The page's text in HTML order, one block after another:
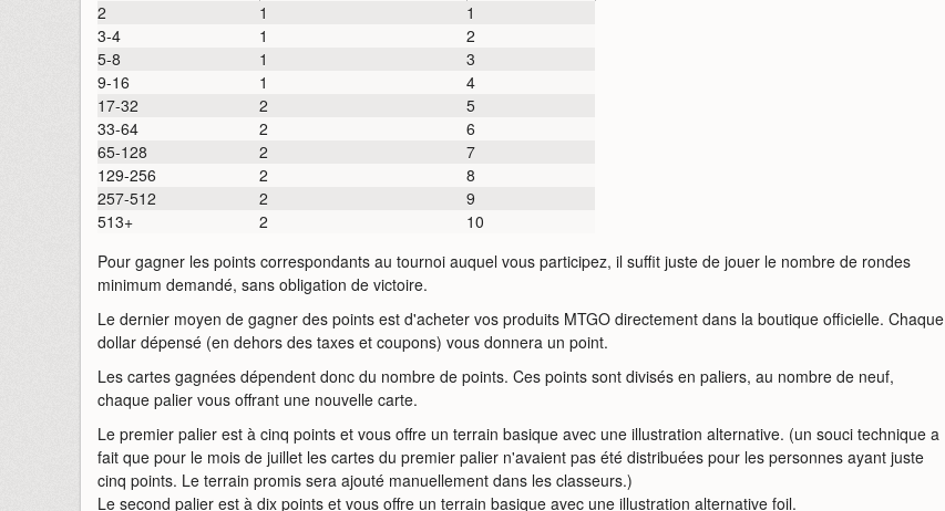
2
1
1
3-4
1
2
5-8
1
3
9-16
1
4
17-32
2
5
33-64
2
6
65-128
2
7
129-256
2
8
257-512
2
9
513+
2
10
Pour gagner les points correspondants au tournoi auquel vous participez, il suffit juste de jouer le nombre de rondes
minimum demandé, sans obligation de victoire.
Le dernier moyen de gagner des points est d'acheter vos produits MTGO directement dans la boutique officielle. Chaque
dollar dépensé (en dehors des taxes et coupons) vous donnera un point.
Les cartes gagnées dépendent donc du nombre de points. Ces points sont divisés en paliers, au nombre de neuf,
chaque palier vous offrant une nouvelle carte.
Le premier palier est à cinq points et vous offre un terrain basique avec une illustration alternative. (un souci technique a
fait que pour le mois de juillet les cartes du premier palier n'avaient pas été distribuées pour les personnes ayant juste
cinq points. Le terrain promis sera ajouté manuellement dans les classeurs.)
Le second palier est à dix points et vous offre un terrain basique avec une illustration alternative foil.